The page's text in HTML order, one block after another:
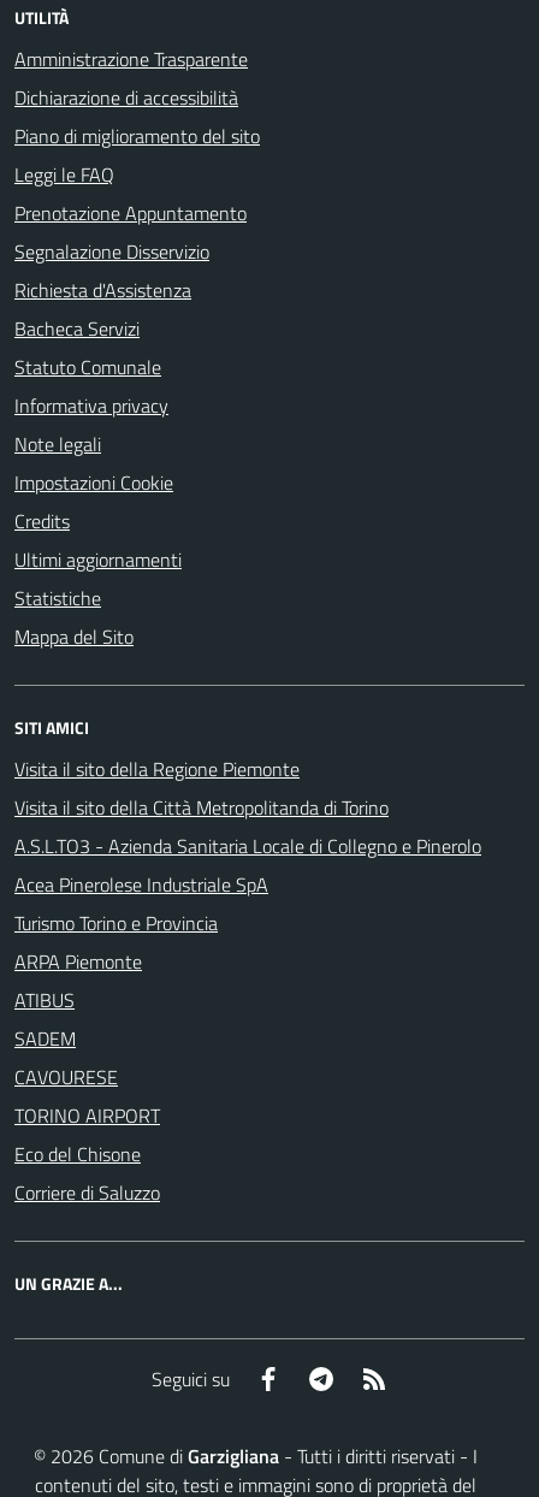
UTILITÀ
Amministrazione Trasparente
Dichiarazione di accessibilità
Piano di miglioramento del sito
Leggi le FAQ
Prenotazione Appuntamento
Segnalazione Disservizio
Richiesta d'Assistenza
Bacheca Servizi
Statuto Comunale
Informativa privacy
Note legali
Impostazioni Cookie
Credits
Ultimi aggiornamenti
Statistiche
Mappa del Sito
SITI AMICI
Visita il sito della Regione Piemonte
Visita il sito della Città Metropolitanda di Torino
A.S.L.TO3 - Azienda Sanitaria Locale di Collegno e Pinerolo
Acea Pinerolese Industriale SpA
Turismo Torino e Provincia
ARPA Piemonte
ATIBUS
SADEM
CAVOURESE
TORINO AIRPORT
Eco del Chisone
Corriere di Saluzzo
UN GRAZIE A...
Seguici su Facebook Telegram
© 2026Comune diGarzigliana- Tutti i diritti riservati - I
contenuti del sito, testi e immagini sono di proprietà del